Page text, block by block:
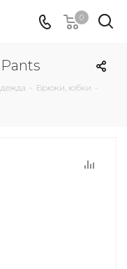
0
- Брюки, юбки -